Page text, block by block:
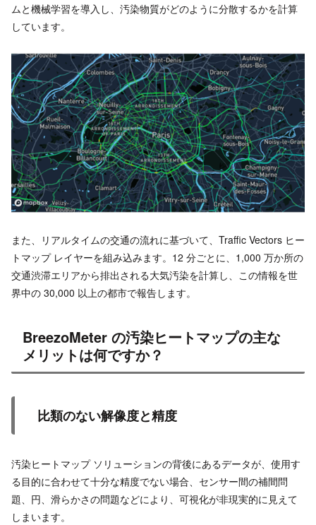
ムと機械学習を導入し、汚染物質がどのように分散するかを計算
しています。
また、リアルタイムの交通の流れに基づいて、Traffic Vectors ヒー
トマップ レイヤーを組み込みます。12 分ごとに、1,000 万か所の
交通渋滞エリアから排出される大気汚染を計算し、この情報を世
界中の 30,000 以上の都市で報告します。
BreezoMeter の汚染ヒートマップの主な
メリットは何ですか？
比類のない解像度と精度
汚染ヒートマップ ソリューションの背後にあるデータが、使用す
る目的に合わせて十分な精度でない場合、センサー間の補間問
題、円、滑らかさの問題などにより、可視化が非現実的に見えて
しまいます。